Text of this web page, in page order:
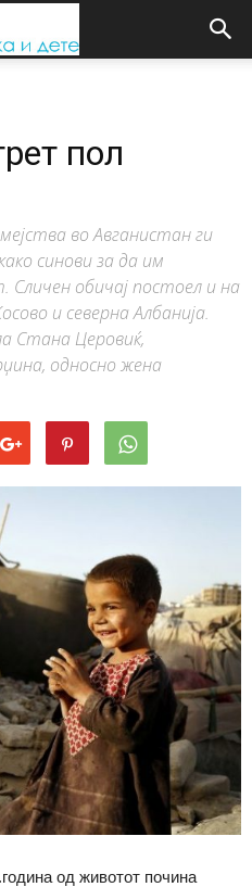
пол
во Авганистан ги
синови за да им
обичај постоел и на
и северна Албанија.
Стана Церовиќ,
односно жена
од животот почина